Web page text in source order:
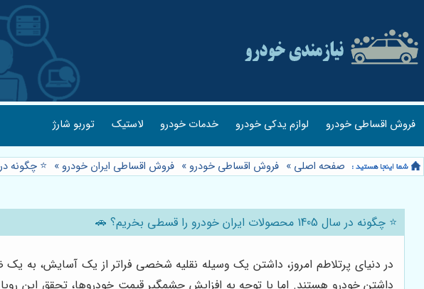
فروش اقساطی خودرو لوازم یدکی خودرو خدمات خودرو لاستیک توربو شارژ
صفحه اصلی » فروش اقساطی خودرو » فروش اقساطی ایران خودرو » ⭐️ چگونه در سال 1405 محصولات ایران
⭐️ چگونه در سال 1405 محصولات ایران خودرو را قسطی بخریم؟ 🚗
در دنیای پرتلاطم امروز، داشتن یک وسیله نقلیه شخصی فراتر از یک آسایش، به
داشتن خودرو هستند. اما با توجه به افزایش چشمگیر قیمت خودروها، تحقق این